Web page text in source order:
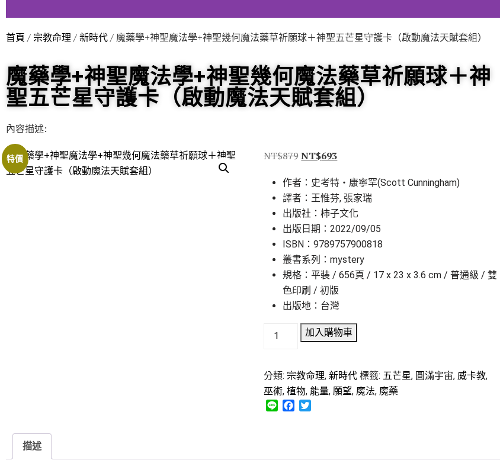
首頁 / 宗教命理 /新時代/ 魔藥學+神聖魔法學+神聖幾何魔法藥草祈願球＋神聖五芒星守護卡（啟動魔法天賦套組）
魔藥學+神聖魔法學+神聖幾何魔法藥草祈願球＋神
聖五芒星守護卡（啟動魔法天賦套組）
內容描述:
特價 NT$879NT$693
作者：史考特・康寧罕(Scott Cunningham)
譯者：王惟芬, 張家瑞
出版社：柿子文化
出版日期：2022/09/05
ISBN：9789757900818
叢書系列：mystery
規格：平裝 / 656頁 / 17 x 23 x 3.6 cm / 普通級 / 雙
色印刷 / 初版
出版地：台灣
加入購物車
分類: 宗教命理,新時代 標籤: 五芒星, 圓滿宇宙, 威卡教,
巫術,植物, 能量,願望, 魔法, 魔藥
描述